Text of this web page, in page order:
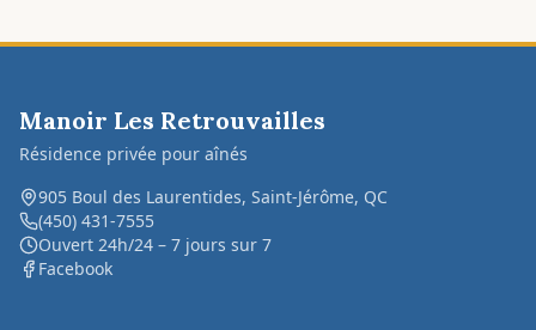
Manoir Les Retrouvailles
Résidence privée pour aînés
905 Boul des Laurentides, Saint-Jérôme, QC
(450) 431-7555
Ouvert 24h/24 – 7 jours sur 7
Facebook